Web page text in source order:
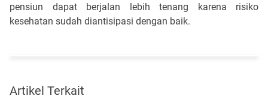
pensiun dapat berjalan lebih tenang karena risiko
kesehatan sudah diantisipasi dengan baik.
Artikel Terkait